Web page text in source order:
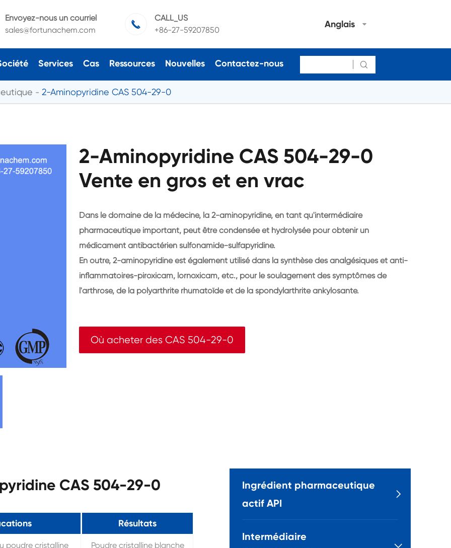
Envoyez-nous un courriel
sales@fortunachem.com

CALL_US
+86-27-59207850
Anglais
Services Cas Ressources Nouvelles Contactez-nous 
2-Aminopyridine CAS 504-29-0
2-Aminopyridine CAS 504-29-0
Vente en gros et en vrac
Dans le domaine de la médecine, la 2-aminopyridine, en tant qu'intermédiaire
pharmaceutique important, peut être condensée et hydrolysée pour obtenir un
médicament antibactérien sulfonamide-sulfapyridine.
En outre, 2-aminopyridine est également utilisé dans la synthèse des analgésiques et anti-
inflammatoires-piroxicam, lornoxicam, etc., pour le soulagement des symptômes de
l'arthrose, de la polyarthrite rhumatoïde et de la spondylarthrite ankylosante.
Où acheter des CAS 504-29-0
CAS 504-29-0
Résultats
poudre cristalline Poudre cristalline blanche
Ingrédient pharmaceutique
actif API

Intermédiaire
